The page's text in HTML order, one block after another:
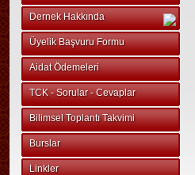
Dernek Hakkında
Üyelik Başvuru Formu
Aidat Ödemeleri
TCK - Sorular - Cevaplar
Bilimsel Toplantı Takvimi
Burslar
Linkler